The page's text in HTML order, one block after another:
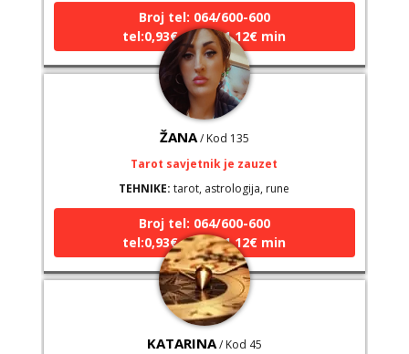
Broj tel: 064/600-600
tel:0,93€ - mob:1,12€ min
ŽANA / Kod 135
Tarot savjetnik je zauzet
TEHNIKE: tarot, astrologija, rune
Broj tel: 064/600-600
tel:0,93€ - mob:1,12€ min
KATARINA / Kod 45